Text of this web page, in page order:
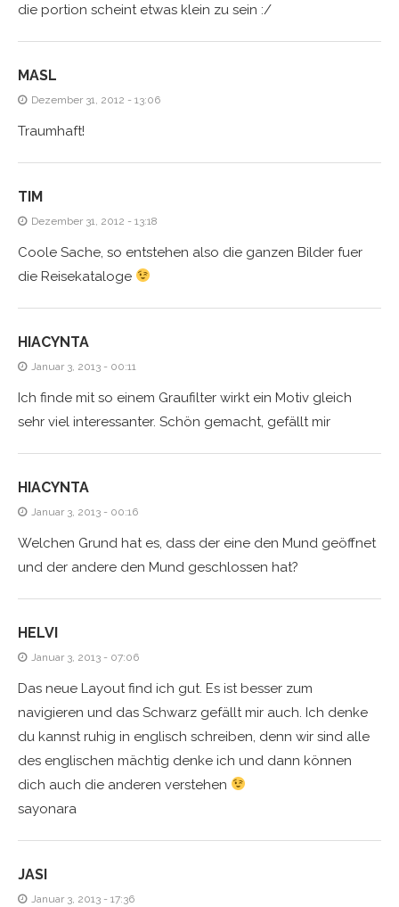
die portion scheint etwas klein zu sein :/
MASL
Dezember 31, 2012 - 13:06
Traumhaft!
TIM
Dezember 31, 2012 - 13:18
Coole Sache, so entstehen also die ganzen Bilder fuer
die Reisekataloge
HIACYNTA
Januar 3, 2013 - 00:11
Ich finde mit so einem Graufilter wirkt ein Motiv gleich
sehr viel interessanter. Schön gemacht, gefällt mir
HIACYNTA
Januar 3, 2013 - 00:16
Welchen Grund hat es, dass der eine den Mund geöffnet
und der andere den Mund geschlossen hat?
HELVI
Januar 3, 2013 - 07:06
Das neue Layout find ich gut. Es ist besser zum
navigieren und das Schwarz gefällt mir auch. Ich denke
du kannst ruhig in englisch schreiben, denn wir sind alle
des englischen mächtig denke ich und dann können
dich auch die anderen verstehen
sayonara
JASI
Januar 3, 2013 - 17:36